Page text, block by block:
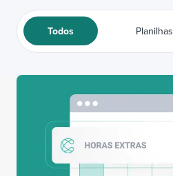
Área do gestor
Área do colaborador
Todos Planilhas